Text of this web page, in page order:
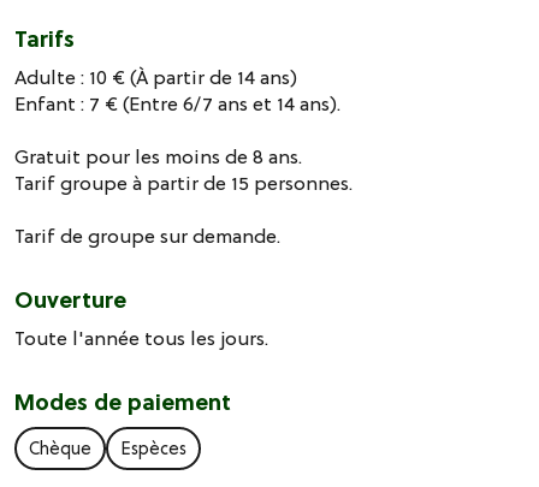
Tarifs
Adulte : 10 € (À partir de 14 ans)
Enfant : 7 € (Entre 6/7 ans et 14 ans).
Gratuit pour les moins de 8 ans.
Tarif groupe à partir de 15 personnes.
Tarif de groupe sur demande.
Ouverture
Toute l'année tous les jours.
Modes de paiement
Chèque Espèces